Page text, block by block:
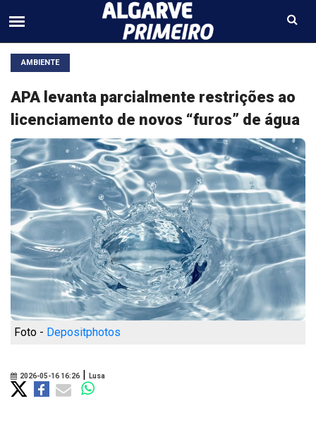
AMBIENTE
APA levanta parcialmente restrições ao
licenciamento de novos “furos” de água
Foto - Depositphotos
2026-05-16 16:26 | Lusa